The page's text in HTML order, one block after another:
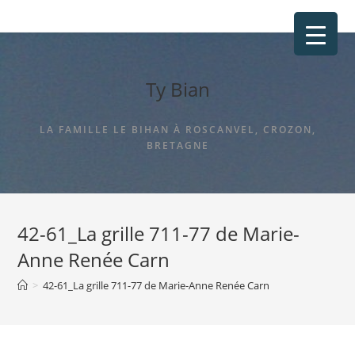
Ty Bian
LA FAMILLE LE BIHAN À ROSCANVEL, CROZON,
BRETAGNE
42-61_La grille 711-77 de Marie-
Anne Renée Carn
> 42-61_La grille 711-77 de Marie-Anne Renée Carn